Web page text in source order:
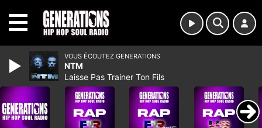
VOUS ÉCOUTEZ GENERATIONS
NTM
Laisse Pas Trainer Ton Fils